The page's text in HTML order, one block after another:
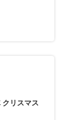
クリスマス